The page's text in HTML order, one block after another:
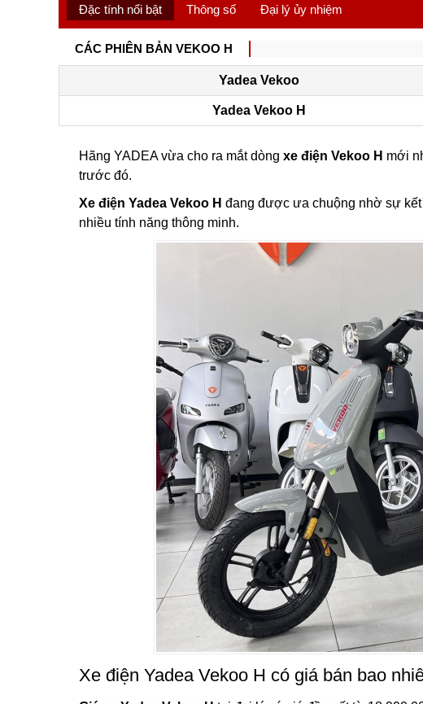
Đặc tính nổi bật Thông số Đại lý ủy nhiệm
CÁC PHIÊN BẢN VEKOO H
Yadea Vekoo
Yadea Vekoo H
Hãng YADEA vừa cho ra mắt dòng xe điện Vekoo H mới
trước đó.
Xe điện Yadea Vekoo H đang được ưa chuộng nhờ sự
nhiều tính năng thông minh.
Xe điện Yadea Vekoo H có giá bán bao